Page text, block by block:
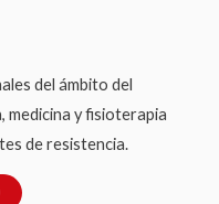
del ámbito del
medicina y fisioterapia
de resistencia.